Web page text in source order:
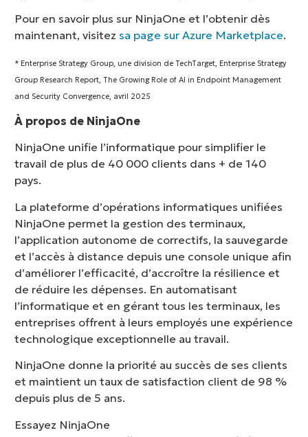
Pour en savoir plus sur NinjaOne et l’obtenir dès
maintenant, visitez sa page sur Azure Marketplace.
* Enterprise Strategy Group, une division de TechTarget, Enterprise Strategy
Group Research Report, The Growing Role of AI in Endpoint Management
and Security Convergence, avril 2025
À propos de NinjaOne
NinjaOne unifie l’informatique pour simplifier le
travail de plus de 40 000 clients dans + de 140
pays.
La plateforme d’opérations informatiques unifiées
NinjaOne permet la gestion des terminaux,
l’application autonome de correctifs, la sauvegarde
et l’accès à distance depuis une console unique afin
d’améliorer l’efficacité, d’accroître la résilience et
de réduire les dépenses. En automatisant
l’informatique et en gérant tous les terminaux, les
entreprises offrent à leurs employés une expérience
technologique exceptionnelle au travail.
NinjaOne donne la priorité au succès de ses clients
et maintient un taux de satisfaction client de 98 %
depuis plus de 5 ans.
Essayez NinjaOne